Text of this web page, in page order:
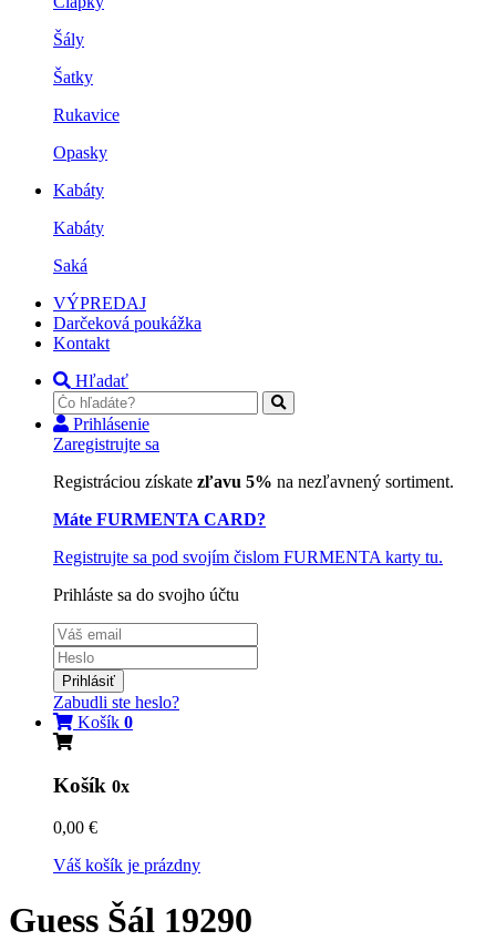
Šály
Šatky
Rukavice
Opasky
Kabáty
Kabáty
Saká
VÝPREDAJ
Darčeková poukážka
Kontakt
Hľadať
Prihlásenie
Zaregistrujte sa
Registráciou získate zľavu 5% na nezľavnený sortiment.
Máte FURMENTA CARD?
Registrujte sa pod svojím čislom FURMENTA karty tu.
Prihláste sa do svojho účtu
Prihlásiť
Zabudli ste heslo?
Košík 0
Košík 0x
0,00 €
Váš košík je prázdny
Guess Šál 19290